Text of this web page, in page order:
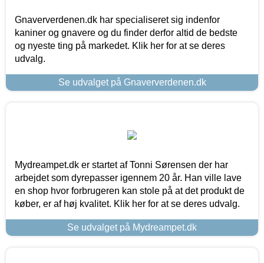
Gnaververdenen.dk har specialiseret sig indenfor
kaniner og gnavere og du finder derfor altid de bedste
og nyeste ting på markedet. Klik her for at se deres
udvalg.
Se udvalget på Gnaververdenen.dk
Mydreampet.dk er startet af Tonni Sørensen der har
arbejdet som dyrepasser igennem 20 år. Han ville lave
en shop hvor forbrugeren kan stole på at det produkt de
køber, er af høj kvalitet. Klik her for at se deres udvalg.
Se udvalget på Mydreampet.dk